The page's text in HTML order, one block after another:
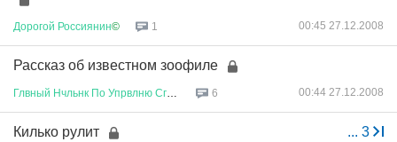
Дорогой Россиянин© 1 00:45 27.12.2008
Рассказ об известном зоофиле
Глвный Нчльнк По Упрвлню Сглсв 6 00:44 27.12.2008
... 3
Килько рулит